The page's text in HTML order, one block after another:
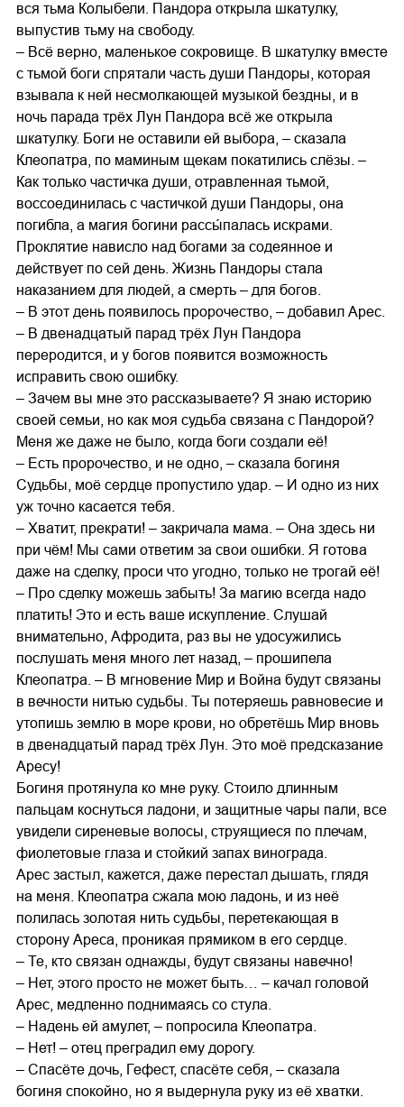
вся тьма Колыбели. Пандора открыла шкатулку,
выпустив тьму на свободу.
– Всё верно, маленькое сокровище. В шкатулку вместе
с тьмой боги спрятали часть души Пандоры, которая
взывала к ней несмолкающей музыкой бездны, и в
ночь парада трёх Лун Пандора всё же открыла
шкатулку. Боги не оставили ей выбора, – сказала
Клеопатра, по маминым щекам покатились слёзы. –
Как только частичка души, отравленная тьмой,
воссоединилась с частичкой души Пандоры, она
погибла, а магия богини рассы́палась искрами.
Проклятие нависло над богами за содеянное и
действует по сей день. Жизнь Пандоры стала
наказанием для людей, а смерть – для богов.
– В этот день появилось пророчество, – добавил Арес.
– В двенадцатый парад трёх Лун Пандора
переродится, и у богов появится возможность
исправить свою ошибку.
– Зачем вы мне это рассказываете? Я знаю историю
своей семьи, но как моя судьба связана с Пандорой?
Меня же даже не было, когда боги создали её!
– Есть пророчество, и не одно, – сказала богиня
Судьбы, моё сердце пропустило удар. – И одно из них
уж точно касается тебя.
– Хватит, прекрати! – закричала мама. – Она здесь ни
при чём! Мы сами ответим за свои ошибки. Я готова
даже на сделку, проси что угодно, только не трогай её!
– Про сделку можешь забыть! За магию всегда надо
платить! Это и есть ваше искупление. Слушай
внимательно, Афродита, раз вы не удосужились
послушать меня много лет назад, – прошипела
Клеопатра. – В мгновение Мир и Война будут связаны
в вечности нитью судьбы. Ты потеряешь равновесие и
утопишь землю в море крови, но обретёшь Мир вновь
в двенадцатый парад трёх Лун. Это моё предсказание
Аресу!
Богиня протянула ко мне руку. Стоило длинным
пальцам коснуться ладони, и защитные чары пали, все
увидели сиреневые волосы, струящиеся по плечам,
фиолетовые глаза и стойкий запах винограда.
Арес застыл, кажется, даже перестал дышать, глядя
на меня. Клеопатра сжала мою ладонь, и из неё
полилась золотая нить судьбы, перетекающая в
сторону Ареса, проникая прямиком в его сердце.
– Те, кто связан однажды, будут связаны навечно!
– Нет, этого просто не может быть… – качал головой
Арес, медленно поднимаясь со стула.
– Надень ей амулет, – попросила Клеопатра.
– Нет! – отец преградил ему дорогу.
– Спасёте дочь, Гефест, спасёте себя, – сказала
богиня спокойно, но я выдернула руку из её хватки.